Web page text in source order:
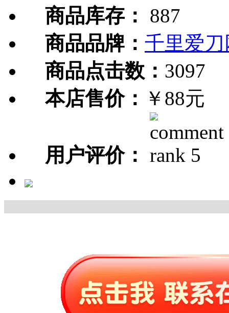
商品库存：
887
商品品牌： 千里爱刀
商品点击数： 3097
本店售价： ￥88元
用户评价：